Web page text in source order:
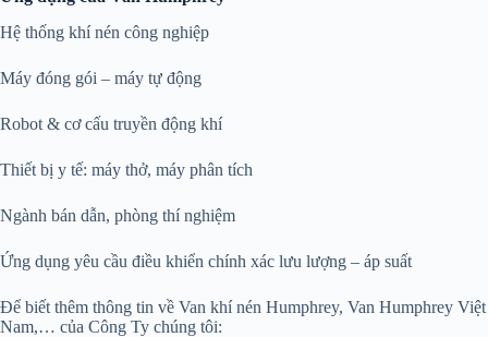
Hệ thống khí nén công nghiệp
Máy đóng gói – máy tự động
Robot & cơ cấu truyền động khí
Thiết bị y tế: máy thở, máy phân tích
Ngành bán dẫn, phòng thí nghiệm
Ứng dụng yêu cầu điều khiển chính xác lưu lượng – áp suất
Để biết thêm thông tin về Van khí nén Humphrey, Van Humphrey Việt
Nam,… của Công Ty chúng tôi: